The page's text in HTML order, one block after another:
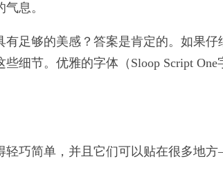
息。
足够的美感？答案是肯定的。如果
细节。优雅的字体（Sloop Script
巧简单，并且它们可以贴在很多地